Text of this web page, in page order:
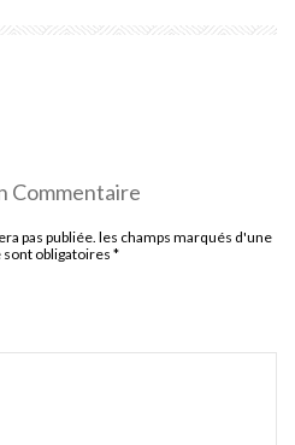
Commentaire
pas publiée. les champs marqués d'une
obligatoires *